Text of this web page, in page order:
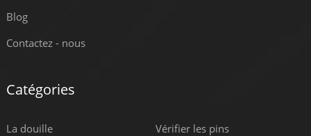
Blog
Contactez - nous
Catégories
La douille Vérifier les pins